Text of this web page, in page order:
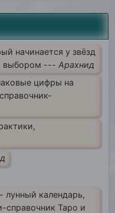
начинается у звёзд
выбором --- Арахнид
цифры на
лунный календарь,
справочник Таро и